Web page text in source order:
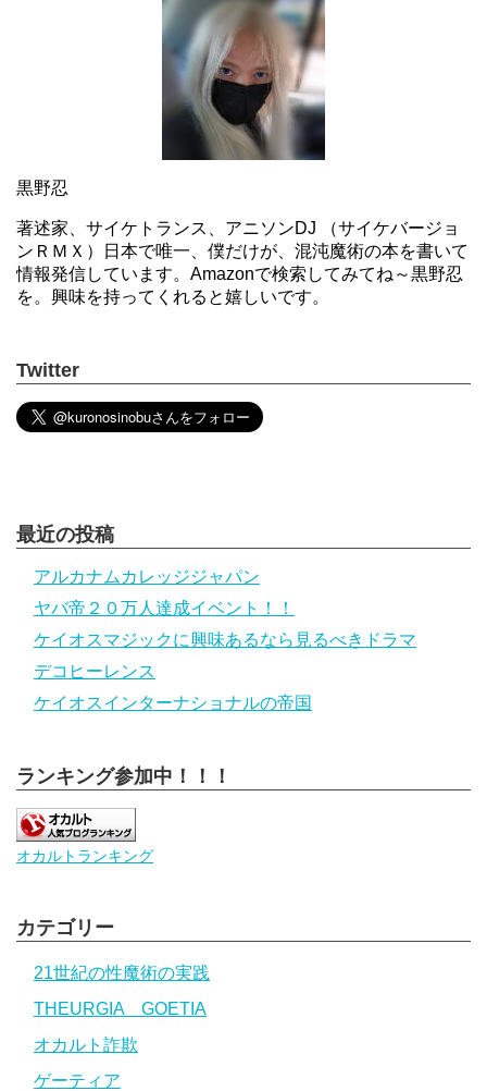
黒野忍
著述家、サイケトランス、アニソンDJ （サイケバージョ
ンＲＭＸ）日本で唯一、僕だけが、混沌魔術の本を書いて
情報発信しています。Amazonで検索してみてね～黒野忍
を。興味を持ってくれると嬉しいです。
Twitter
最近の投稿
アルカナムカレッジジャパン
ヤバ帝２０万人達成イベント！！
ケイオスマジックに興味あるなら見るべきドラマ
デコヒーレンス
ケイオスインターナショナルの帝国
ランキング参加中！！！
オカルトランキング
カテゴリー
21世紀の性魔術の実践
THEURGIA GOETIA
オカルト詐欺
ゲーティア